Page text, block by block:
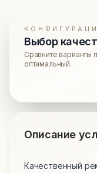
Выбор
Сравните варианты
оптимальный.
Описание
Качественный